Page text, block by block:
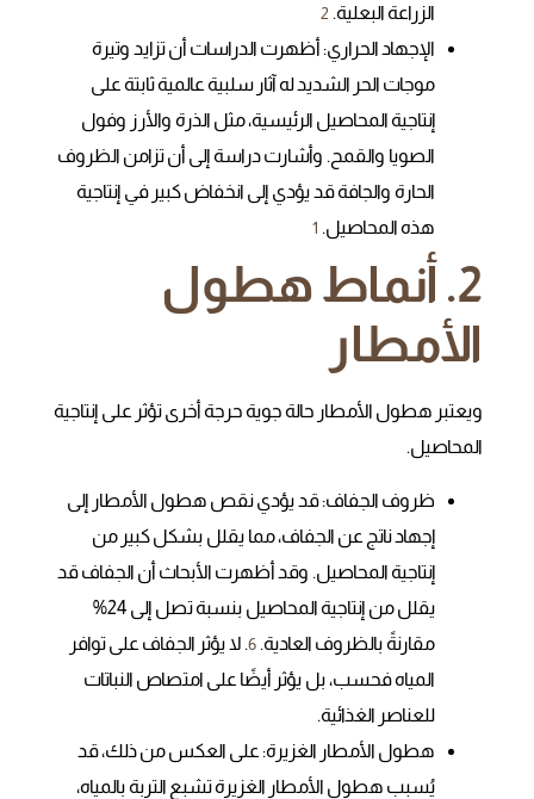
الزراعة البعلية. 2
الإجهاد الحراري: أظهرت الدراسات أن تزايد وتيرة
موجات الحر الشديد له آثار سلبية عالمية ثابتة على
إنتاجية المحاصيل الرئيسية، مثل الذرة والأرز وفول
الصويا والقمح. وأشارت دراسة إلى أن تزامن الظروف
الحارة والجافة قد يؤدي إلى انخفاض كبير في إنتاجية
هذه المحاصيل. 1
2. أنماط هطول
الأمطار
ويعتبر هطول الأمطار حالة جوية حرجة أخرى تؤثر على إنتاجية
المحاصيل.
ظروف الجفاف: قد يؤدي نقص هطول الأمطار إلى
إجهاد ناتج عن الجفاف، مما يقلل بشكل كبير من
إنتاجية المحاصيل. وقد أظهرت الأبحاث أن الجفاف قد
يقلل من إنتاجية المحاصيل بنسبة تصل إلى 24%
مقارنةً بالظروف العادية. 6. لا يؤثر الجفاف على توافر
المياه فحسب، بل يؤثر أيضًا على امتصاص النباتات
للعناصر الغذائية.
هطول الأمطار الغزيرة: على العكس من ذلك، قد
يُسبب هطول الأمطار الغزيرة تشبع التربة بالمياه،